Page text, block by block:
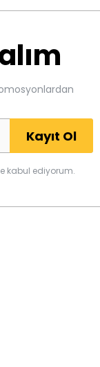
Kayıt Ol
kabul ediyorum.